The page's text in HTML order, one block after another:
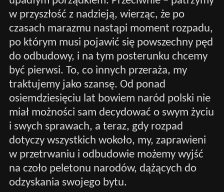
w przyszłość z nadzieją, wierząc, że po
czasach marazmu nastąpi moment rozpadu,
po którym musi pojawić się powszechny pęd
do odbudowy, i na tym posterunku chcemy
być pierwsi. To, co innych przeraża, my
traktujemy jako szansę. Od ponad
osiemdziesięciu lat bowiem naród polski nie
miał możności sam decydować o swym życiu
i swych sprawach, a teraz, gdy rozpad
dotyczy wszystkich wokoło, my, zaprawieni
w przetrwaniu i odbudowie możemy wyjść
na czoło peletonu narodów, dążących do
odzyskania swojego bytu.